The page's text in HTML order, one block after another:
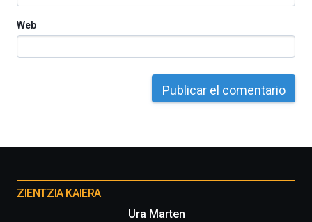
Web
proyectos
ZIENTZIA KAIERA
Ura Marten